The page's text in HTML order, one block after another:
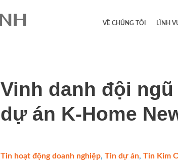
VỀ CHÚNG TÔI LĨNH
Vinh danh đội
dự án K-Home
Tin hoạt động doanh nghiệp, Tin dự án, Tin Kim